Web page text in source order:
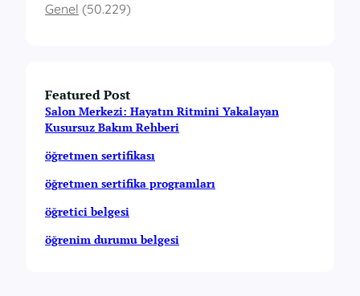
Genel (50.229)
Featured Post
Salon Merkezi: Hayatın Ritmini Yakalayan
Kusursuz Bakım Rehberi
öğretmen sertifikası
öğretmen sertifika programları
öğretici belgesi
öğrenim durumu belgesi